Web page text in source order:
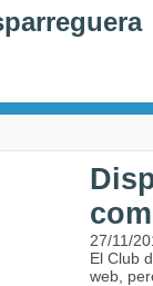
27/11/
El Club
web,